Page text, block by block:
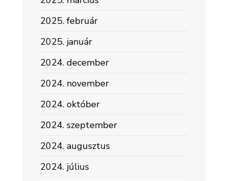
2025. február
2025. január
2024. december
2024. november
2024. október
2024. szeptember
2024. augusztus
2024. július